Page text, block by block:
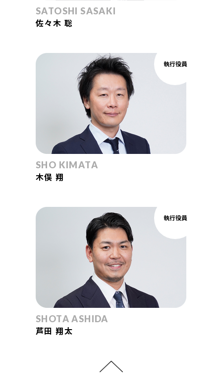
SATOSHI SASAKI
佐々木 聡
執行役員
SHO KIMATA
木俣 翔
執行役員
SHOTA ASHIDA
芦田 翔太